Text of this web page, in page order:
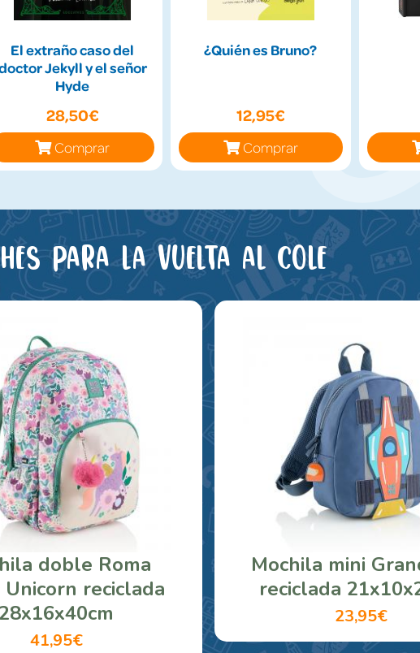
El extraño caso del
Jekyll y el señor
Hyde
28,50€
Comprar
¿Quién es Bruno?
12,95€
Comprar
para la vuelta al cole
doble Roma
Unicorn reciclada
28x16x40cm
41,95€
Mochila mini
reciclada
23,95€